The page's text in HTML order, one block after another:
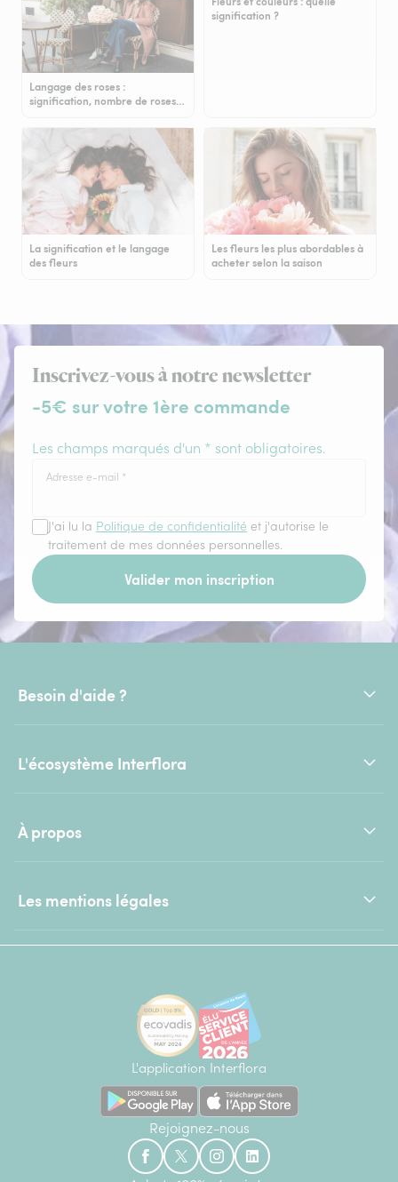
Langage des roses :
signification, nombre de roses…
signification ?
La signification et le langage
des fleurs
Les fleurs les plus abordables à
acheter selon la saison
Inscrivez-vous à notre newsletter
-5€ sur votre 1ère commande
Les champs marqués d'un * sont obligatoires.
Adresse e-mail *
J'ai lu la Politique de confidentialité et j'autorise le
traitement de mes données personnelles.
Valider mon inscription
Besoin d'aide ?
L'écosystème Interflora
À propos
Les mentions légales
L'application Interflora
Rejoignez-nous